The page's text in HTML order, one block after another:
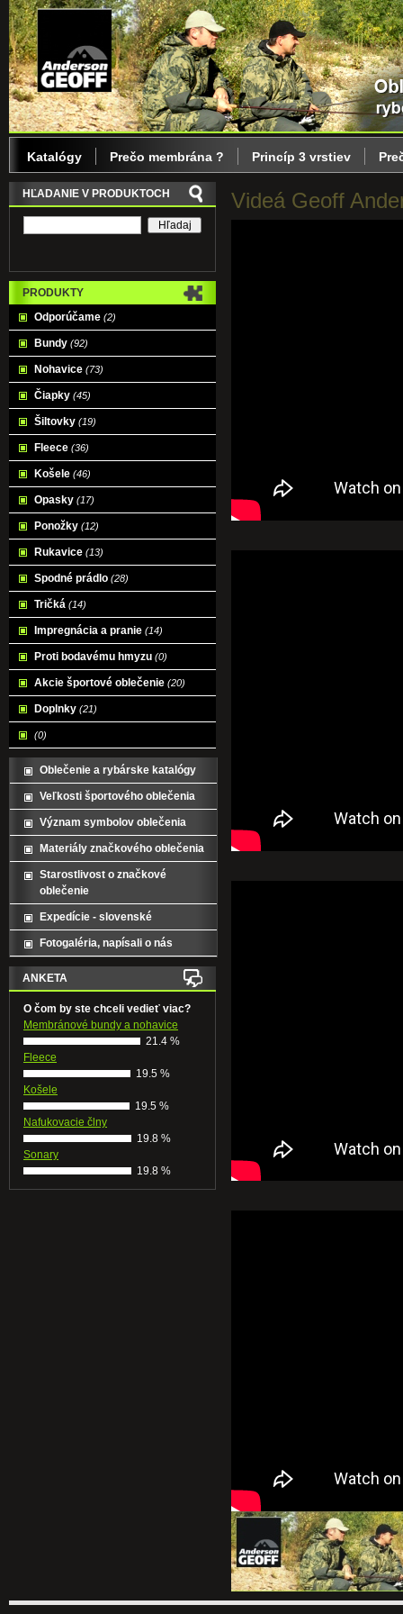
Videá Geoff
HĽADANIE V PRODUKTOCH
PRODUKTY
Odporúčame (2)
Bundy (92)
Nohavice (73)
Čiapky (45)
Šiltovky (19)
Fleece (36)
Košele (46)
Opasky (17)
Ponožky (12)
Rukavice (13)
Spodné prádlo (28)
Tričká (14)
Impregnácia a pranie (14)
Proti bodavému hmyzu (0)
Akcie športové oblečenie (20)
Doplnky (21)
(0)
Oblečenie a rybárske katalógy
Veľkosti športového oblečenia
Význam symbolov oblečenia
Materiály značkového oblečenia
Starostlivost o značkové
oblečenie
Expedície - slovenské
Fotogaléria, napísali o nás
ANKETA
O čom by ste chceli vedieť viac?
Membránové bundy a nohavice
21.4 %
Fleece
19.5 %
Košele
19.5 %
Nafukovacie člny
19.8 %
Sonary
19.8 %
Katalógy Prečo membrána ? Princíp 3 vrstiev